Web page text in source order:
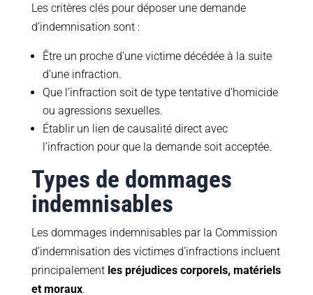
Les critères clés pour déposer une demande
d’indemnisation sont :
Être un proche d’une victime décédée à la suite
d’une infraction.
Que l’infraction soit de type tentative d’homicide
ou agressions sexuelles.
Établir un lien de causalité direct avec
l’infraction pour que la demande soit acceptée.
Types de dommages
indemnisables
Les dommages indemnisables par la Commission
d’indemnisation des victimes d’infractions incluent
principalement les préjudices corporels, matériels
et moraux.